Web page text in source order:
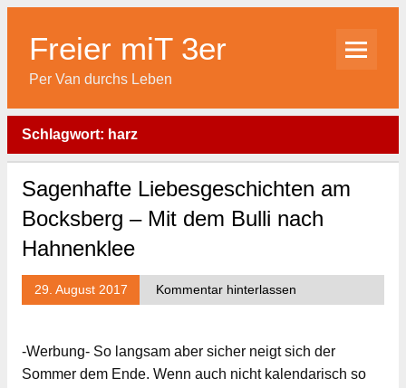
Skip
contentFreier miT 3er
Per Van durchs Leben
Schlagwort: harz
Sagenhafte Liebesgeschichten am
Bocksberg – Mit dem Bulli nach
Hahnenklee
29. August 2017 Kommentar hinterlassen
-Werbung- So langsam aber sicher neigt sich der
Sommer dem Ende. Wenn auch nicht kalendarisch so